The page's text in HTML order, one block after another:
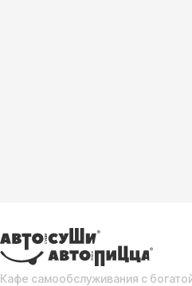
Кафе самообслуживания с